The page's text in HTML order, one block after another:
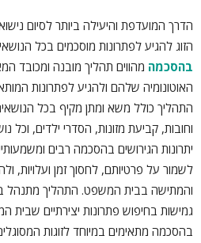
הדרך המועדפת והיעילה ביותר לסיום
הזוג להגיע לפתרונות מוסכמים בכל
בהסכמה מהווים תהליך מובנה ומכובד
האוטונומיה שלהם ולהגיע לפתרונות
התהליך כולל משא ומתן מקיף בכל
וחובות, קביעת מזונות, הסדרי ילדים, וכל
יתרונות הגירושים בהסכמה רבים
לשמור על פרטיותם, לחסוך זמן ועלויות,
והמתישה בבית המשפט. התהליך מתנהל
גמישות בחיפוש פתרונות יצירתיים שבית
בהסכמה מתאימים במיוחד לזוגות